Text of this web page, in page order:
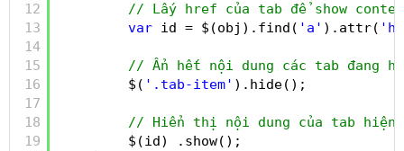
12
13
14
15
16
17
18
19
// Lấy href của tab để show
var id = $(obj).find( 'a' ).attr(
// Ẩn hết nội dung các tab đang
$( '.tab-item' ).hide();
// Hiển thị nội dung của tab
$(id) .show();